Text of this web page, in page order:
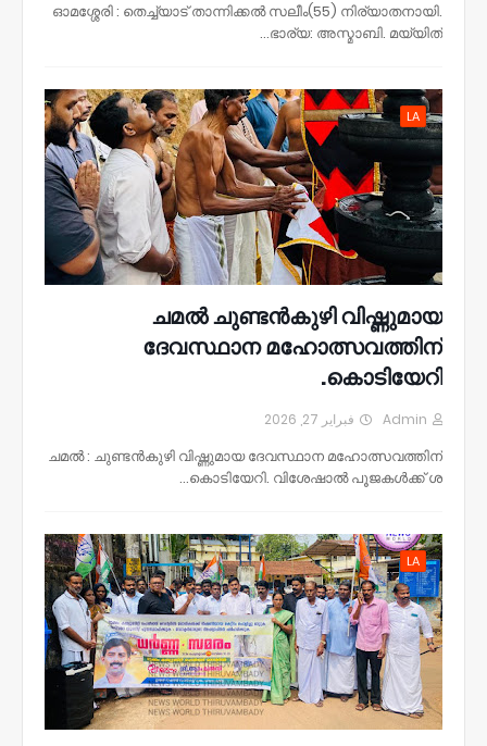
ഓമശ്ശേരി : തെച്ച്യാട് താന്നിക്കൽ സലീം(55) നിര്യാതനായി.
ഭാര്യ: അസ്മാബി. മയ്യിത്…
LA
ചമൽ ചുണ്ടൻകുഴി വിഷ്ണുമായ
ദേവസ്ഥാന മഹോത്സവത്തിന്
കൊടിയേറി.
Admin فبراير 27, 2026
ചമൽ : ചുണ്ടൻകുഴി വിഷ്ണുമായ ദേവസ്ഥാന മഹോത്സവത്തിന്
കൊടിയേറി. വിശേഷാൽ പൂജകൾക്ക് ശ…
LA